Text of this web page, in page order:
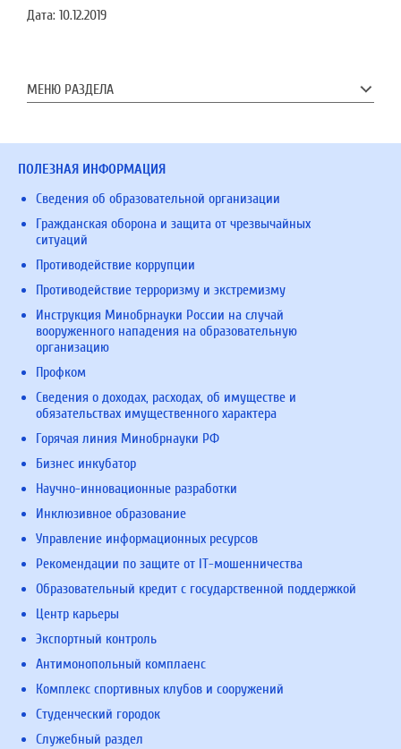
Дата: 10.12.2019
МЕНЮ РАЗДЕЛА
ПОЛЕЗНАЯ ИНФОРМАЦИЯ
Сведения об образовательной организации
Гражданская оборона и защита от чрезвычайных
ситуаций
Противодействие коррупции
Противодействие терроризму и экстремизму
Инструкция Минобрнауки России на случай
вооруженного нападения на образовательную
организацию
Профком
Сведения о доходах, расходах, об имуществе и
обязательствах имущественного характера
Горячая линия Минобрнауки РФ
Бизнес инкубатор
Научно-инновационные разработки
Инклюзивное образование
Управление информационных ресурсов
Рекомендации по защите от IT-мошенничества
Образовательный кредит с государственной поддержкой
Центр карьеры
Экспортный контроль
Антимонопольный комплаенс
Комплекс спортивных клубов и сооружений
Студенческий городок
Служебный раздел